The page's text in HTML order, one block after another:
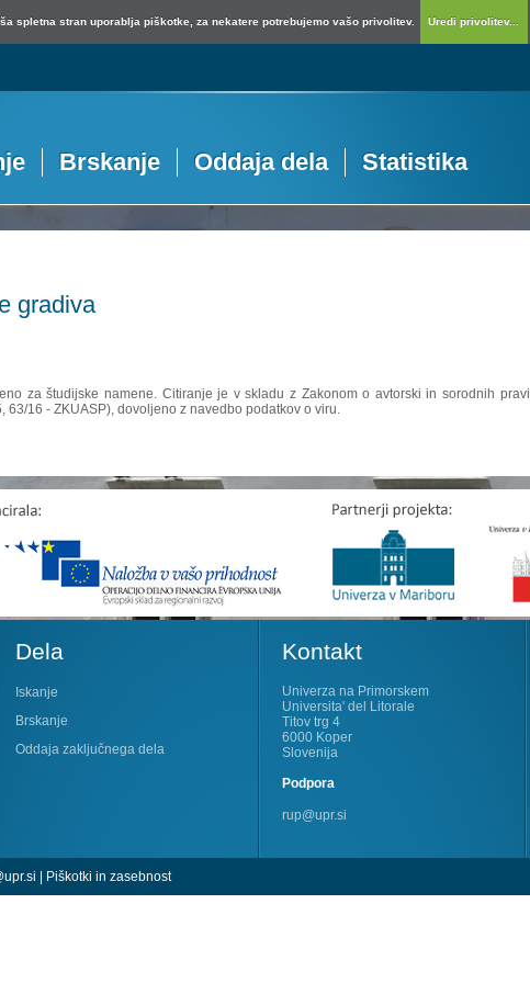
spletna stran uporablja piškotke, za nekatere potrebujemo vašo privolitev. Uredi privolitev...
Brskanje Oddaja dela Statistika
gradiva
za študijske namene. Citiranje je v skladu z Zakonom o avtorski in sorodnih
16 - ZKUASP), dovoljeno z navedbo podatkov o viru.
Dela
Iskanje
Brskanje
Oddaja zaključnega dela
Kontakt
Univerza na Primorskem
Universita' del Litorale
Titov trg 4
6000 Koper
Slovenija
Podpora
rup@upr.si
| Piškotki in zasebnost